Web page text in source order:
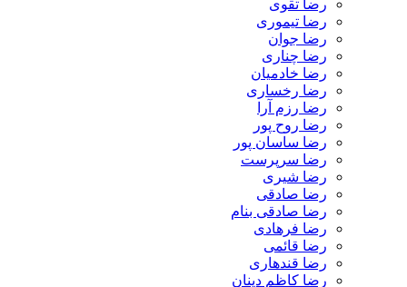
رضا تقوی
رضا تیموری
رضا جوان
رضا چناری
رضا خادمیان
رضا رخساری
رضا رزم آرا
رضا روح پور
رضا ساسان پور
رضا سرپرست
رضا شیری
رضا صادقی
رضا صادقی بنام
رضا فرهادی
رضا قائمی
رضا قندهاری
رضا کاظم دینان